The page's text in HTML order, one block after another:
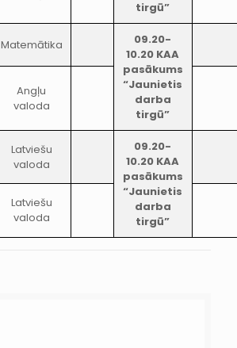
tirgū”
Matemātika
09.20-
10.20 KAA
pasākums
“Jaunietis
darba
tirgū”
Angļu
valoda
Latviešu
valoda
09.20-
10.20 KAA
pasākums
“Jaunietis
darba
tirgū”
Latviešu
valoda